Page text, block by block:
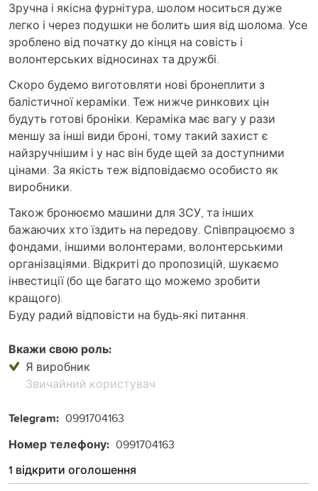
Зручна і якісна фурнітура, шолом носиться дуже
легко і через подушки не болить шия від шолома. Усе
зроблено від початку до кінця на совість і
волонтерських відносинах та дружбі.
Скоро будемо виготовляти нові бронеплити з
балістичної кераміки. Теж нижче ринкових цін
будуть готові броніки. Кераміка має вагу у рази
меншу за інші види броні, тому такий захист є
найзручнішим і у нас він буде щей за доступними
цінами. За якість теж відповідаємо особисто як
виробники.
Також бронюємо машини для ЗСУ, та інших
бажаючих хто їздить на передову. Співпрацюємо з
фондами, іншими волонтерами, волонтерськими
організаціями. Відкриті до пропозицій, шукаємо
інвестиції (бо ще багато що можемо зробити
кращого).
Буду радий відповісти на будь-які питання.
Вкажи свою роль:
Я виробник
Звичайний користувач
Telegram: 0991704163
Номер телефону: 0991704163
1 відкрити оголошення